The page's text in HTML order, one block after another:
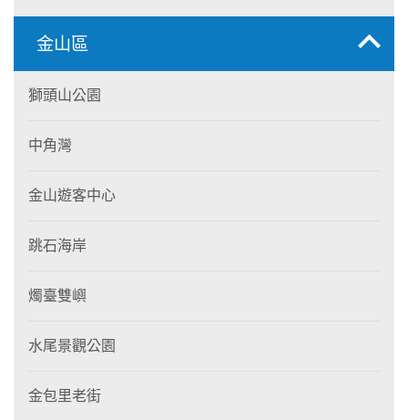
金山區
獅頭山公園
中角灣
金山遊客中心
跳石海岸
燭臺雙嶼
水尾景觀公園
金包里老街